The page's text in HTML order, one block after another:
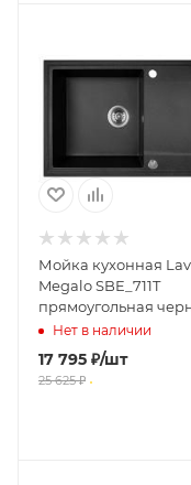
Мойка кухонная
Megalo SBE_711T
прямоугольная
Нет в наличии
17 795 ₽/шт
25 625₽